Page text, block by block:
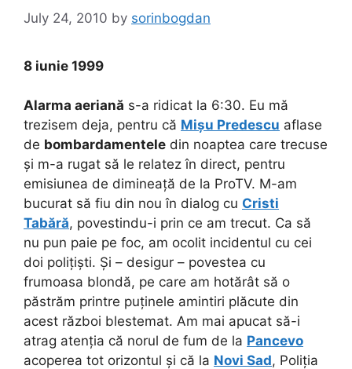
July 24, 2010 by sorinbogdan
8 iunie 1999
Alarma aeriană s-a ridicat la 6:30. Eu mă
trezisem deja, pentru că Mișu Predescu aflase
de bombardamentele din noaptea care trecuse
și m-a rugat să le relatez în direct, pentru
emisiunea de dimineață de la ProTV. M-am
bucurat să fiu din nou în dialog cu Cristi
Tabără, povestindu-i prin ce am trecut. Ca să
nu pun paie pe foc, am ocolit incidentul cu cei
doi polițiști. Și – desigur – povestea cu
frumoasa blondă, pe care am hotărât să o
păstrăm printre puținele amintiri plăcute din
acest război blestemat. Am mai apucat să-i
atrag atenția că norul de fum de la Pancevo
acoperea tot orizontul și că la Novi Sad, Poliția